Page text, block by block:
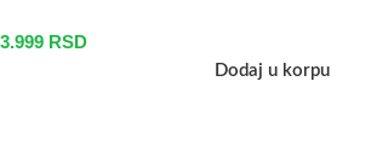
3.999 RSD
Dodaj u korpu